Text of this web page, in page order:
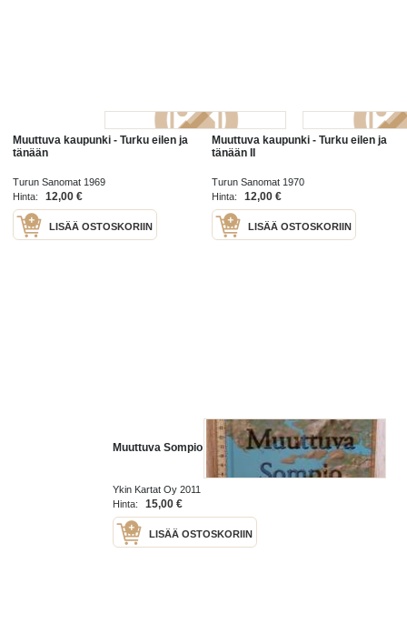
Muuttuva kaupunki - Turku eilen ja
tänään
Turun Sanomat 1969
Hinta:
12,00 €
LISÄÄ OSTOSKORIIN
Muuttuva kaupunki - Turku eilen ja
tänään II
Turun Sanomat 1970
Hinta:
12,00 €
LISÄÄ OSTOSKORIIN
Muuttuva Sompio
Ykin Kartat Oy 2011
Hinta:
15,00 €
LISÄÄ OSTOSKORIIN